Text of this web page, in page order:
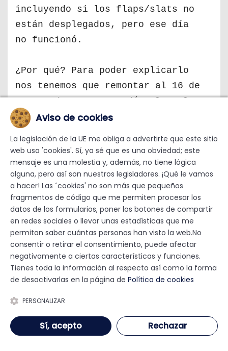
incluyendo si los flaps/slats no
están desplegados, pero ese día
no funcionó.
¿Por qué? Para poder explicarlo
nos tenemos que remontar al 16 de
255 de Northwest Airlines, otro
partía del Aeropuerto de Detroit
(Michigan), en EE. UU. rumbo a
Phoenix (Arizona) sufrió un
accidente muy similar.
La NTSB, organismo que investiga
los accidentes aéreos en EE. UU.,
determinó que la causa del
accidente fue un error de la
tripulación, al no comprobar que
los flaps y los slats no estaban
desplegados para el despegue. En
aquella ocasión el TOWS tampoco
Aviso de cookies
La legislación de la UE me obliga a advertirte que este sitio
web usa 'cookies'. Sí, ya sé que es una obviedad; este
mensaje es una molestia y, además, no tiene lógica
alguna, pero así son nuestros legisladores. ¡Qué le vamos
a hacer! Las ´cookies' no son más que pequeños
fragmentos de código que me permiten procesar los
datos de los formularios, poner los botones de compartir
en redes sociales o llevar unas estadísticas que me
permitan saber cuántas personas han visto la web.No
consentir o retirar el consentimiento, puede afectar
negativamente a ciertas características y funciones.
Tienes toda la información al respecto así como la forma
de desactivarlas en la página de Política de cookies
PERSONALIZAR
Sí, acepto Rechazar